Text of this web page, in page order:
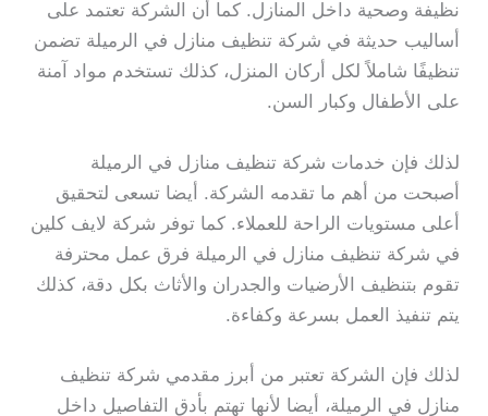
نظيفة وصحية داخل المنازل. كما أن الشركة تعتمد على
أساليب حديثة في شركة تنظيف منازل في الرميلة تضمن
تنظيفًا شاملاً لكل أركان المنزل، كذلك تستخدم مواد آمنة
على الأطفال وكبار السن.
لذلك فإن خدمات شركة تنظيف منازل في الرميلة
أصبحت من أهم ما تقدمه الشركة. أيضا تسعى لتحقيق
أعلى مستويات الراحة للعملاء. كما توفر شركة لايف كلين
في شركة تنظيف منازل في الرميلة فرق عمل محترفة
تقوم بتنظيف الأرضيات والجدران والأثاث بكل دقة، كذلك
يتم تنفيذ العمل بسرعة وكفاءة.
لذلك فإن الشركة تعتبر من أبرز مقدمي شركة تنظيف
منازل في الرميلة، أيضا لأنها تهتم بأدق التفاصيل داخل